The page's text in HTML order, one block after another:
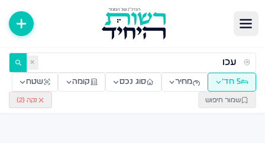
דירות למכירה ולהשכרה — רשות היחיד ✕
5 חד׳ מחיר סוג נכס קומה שטח
שמור חיפוש נקה (2
)